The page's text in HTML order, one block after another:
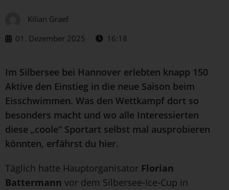
Kilian Graef
01. Dezember 2025
16:18
Im Silbersee bei Hannover erlebten knapp 150
Aktive den Einstieg in die neue Saison beim
Eisschwimmen. Was den Wettkampf dort so
besonders macht und wo alle Interessierten
diese „coole“ Sportart selbst mal ausprobieren
könnten, erfährst du hier.
Täglich hatte Hauptorganisator Florian
Battermann vor dem Silbersee-Ice-Cup in